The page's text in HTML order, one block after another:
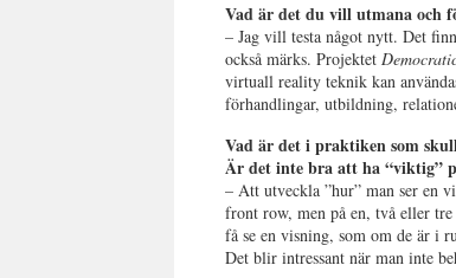
Vad är det du vill utmana och
– Jag vill testa något nytt. Det
också märks. Projektet
virtuall reality teknik kan
förhandlingar, utbildning,
Vad är det i praktiken som
Är det inte bra att ha “viktig”
– Att utveckla ”hur” man ser en
front row, men på en, två eller
få se en visning, som om de är i
Det blir intressant när man inte